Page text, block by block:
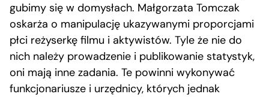
gubimy się w domysłach. Małgorzata Tomczak
oskarża o manipulację ukazywanymi proporcjami
płci reżyserkę filmu i aktywistów. Tyle że nie do
nich należy prowadzenie i publikowanie statystyk,
oni mają inne zadania. Te powinni wykonywać
funkcjonariusze i urzędnicy, których jednak